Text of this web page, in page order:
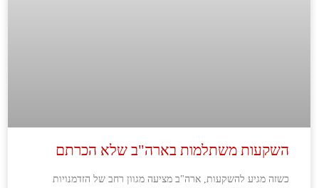
השקעות משתלמות בארה"ב שלא הכרתם
כשזה מגיע להשקעות, ארה"ב מציעה מגוון רחב של הזדמנויות